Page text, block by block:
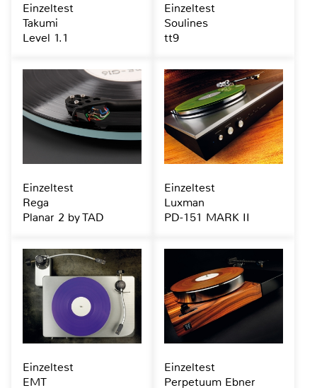
Einzeltest
Takumi
Level 1.1
Einzeltest
Soulines
tt9
Einzeltest
Rega
Planar 2 by TAD
Einzeltest
Luxman
PD-151 MARK II
Einzeltest
EMT
Einzeltest
Perpetuum Ebner